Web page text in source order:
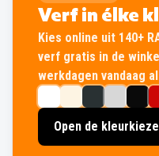
Verf in élke
Kies online uit 140+
verf gratis in de
werkdagen vandaag
Open de